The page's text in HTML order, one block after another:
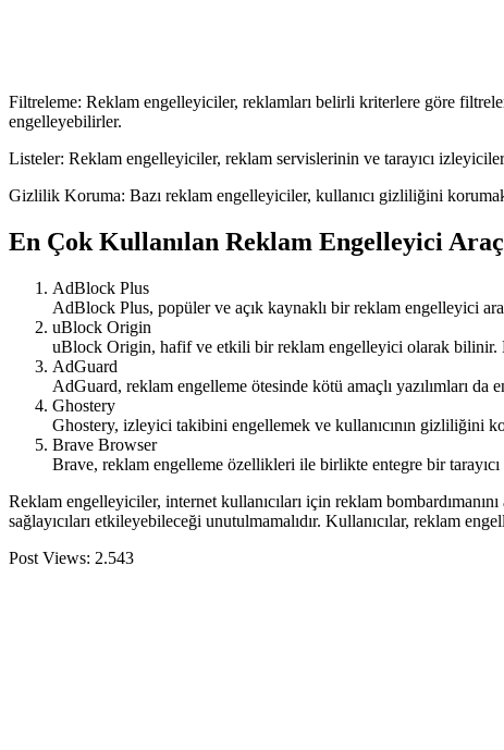
Filtreleme: Reklam engelleyiciler, reklamları belirli kriterlere göre
engelleyebilirler.
Listeler: Reklam engelleyiciler, reklam servislerinin ve tarayıcı
Gizlilik Koruma: Bazı reklam engelleyiciler, kullanıcı gizliliğini
En Çok Kullanılan Reklam Engelleyici
AdBlock Plus
AdBlock Plus, popüler ve açık kaynaklı bir reklam engelleyici
uBlock Origin
uBlock Origin, hafif ve etkili bir reklam engelleyici olarak bilinir.
AdGuard
AdGuard, reklam engelleme ötesinde kötü amaçlı yazılımları da
Ghostery
Ghostery, izleyici takibini engellemek ve kullanıcının gizliliğini
Brave Browser
Brave, reklam engelleme özellikleri ile birlikte entegre bir
Reklam engelleyiciler, internet kullanıcıları için reklam
sağlayıcıları etkileyebileceği unutulmamalıdır. Kullanıcılar, reklam
Post Views: 2.543